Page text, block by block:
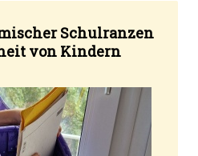
Schulranzen
von Kindern